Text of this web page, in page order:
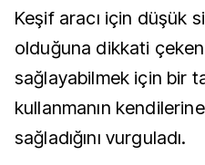
Keşif aracı için düşük
olduğuna dikkati çeken
sağlayabilmek için bir
kullanmanın
sağladığını vurguladı.